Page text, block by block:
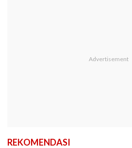
REKOMENDASI